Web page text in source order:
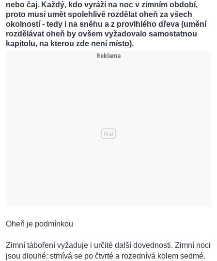
nebo čaj. Každý, kdo vyráží na noc v zimním období,
proto musí umět spolehlivě rozdělat oheň za všech
okolností - tedy i na sněhu a z provlhlého dřeva (umění
rozdělávat oheň by ovšem vyžadovalo samostatnou
kapitolu, na kterou zde není místo).
Oheň je podmínkou
Zimní táboření vyžaduje i určité další dovednosti. Zimní noci
jsou dlouhé: stmívá se po čtvrté a rozednívá kolem sedmé.